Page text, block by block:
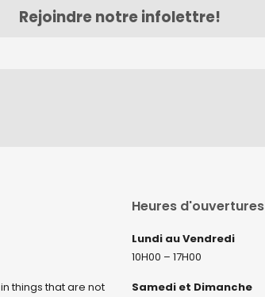
Rejoindre notre infolettre!
things that are not
Heures d'ouvertures
Lundi au Vendredi
10H00 – 17H00
Samedi et Dimanche